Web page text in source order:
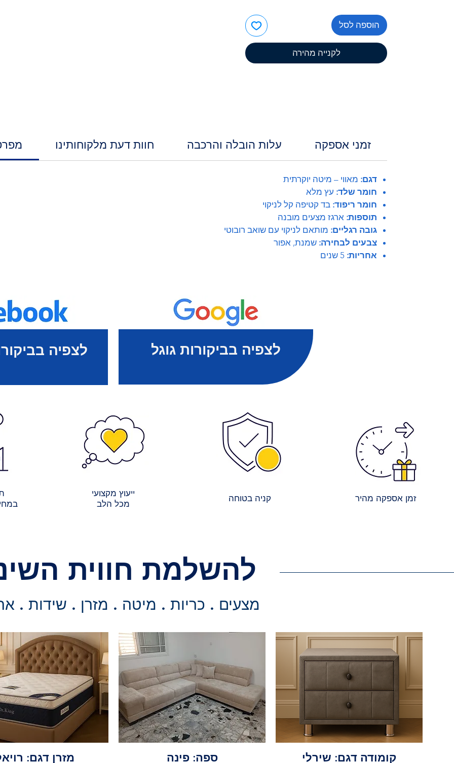
הוספה לסל
לקנייה מהירה
חוות דעת מלקוחותינו עלות הובלה והרכבה זמני אספקה
דגם: מאווי – מיטה יוקרתית
חומר שלד: עץ מלא
חומר ריפוד: בד קטיפה קל לניקוי
תוספות: ארגז מצעים מובנה
גובה רגליים: מותאם לניקוי עם שואב רובוטי
צבעים לבחירה: שמנת, אפור
אחריות:
לצפיה לצפיה בביקורות גוגל
ייעוץ מקצועי
מכל הלב
קניה בטוחה זמן אספקה מהיר
להשלמת חווית
מצעים . כריות . מיטה . מזרן . שידות .
קומודה דגם: שירלי
ספה: פינה
מזרן דגם: